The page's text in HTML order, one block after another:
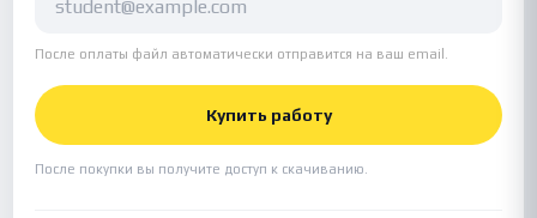
После оплаты файл автоматически отправится на ваш email.
Купить работу
После покупки вы получите доступ к скачиванию.